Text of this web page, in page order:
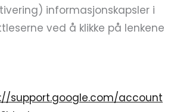
informasjonskapsler i
ved å klikke på lenkene
support.google.com/account